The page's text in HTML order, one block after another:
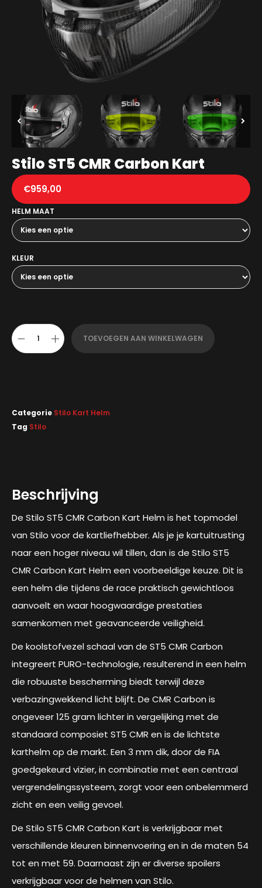
Stilo ST5 CMR Carbon Kart
€959,00
HELM MAAT
KLEUR
TOEVOEGEN AAN WINKELWAGEN
Categorie Stilo Kart Helm
Tag Stilo
Beschrijving
De Stilo ST5 CMR Carbon Kart Helm is het topmodel
van Stilo voor de kartliefhebber. Als je je kartuitrusting
naar een hoger niveau wil tillen, dan is de Stilo ST5
CMR Carbon Kart Helm een voorbeeldige keuze. Dit is
een helm die tijdens de race praktisch gewichtloos
aanvoelt en waar hoogwaardige prestaties
samenkomen met geavanceerde veiligheid.
De koolstofvezel schaal van de ST5 CMR Carbon
integreert PURO-technologie, resulterend in een helm
die robuuste bescherming biedt terwijl deze
verbazingwekkend licht blijft. De CMR Carbon is
ongeveer 125 gram lichter in vergelijking met de
standaard composiet ST5 CMR en is de lichtste
karthelm op de markt. Een 3 mm dik, door de FIA
goedgekeurd vizier, in combinatie met een centraal
vergrendelingssysteem, zorgt voor een onbelemmerd
zicht en een veilig gevoel.
De Stilo ST5 CMR Carbon Kart is verkrijgbaar met
verschillende kleuren binnenvoering en in de maten 54
tot en met 59. Daarnaast zijn er diverse spoilers
verkrijgbaar voor de helmen van Stilo.